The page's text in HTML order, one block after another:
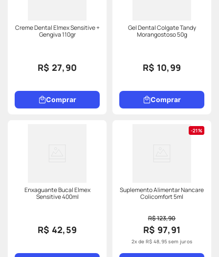
Creme Dental Elmex Sensitive +
Gengiva 110gr
R$ 27,90
Comprar
Gel Dental Colgate Tandy
Morangostoso 50g
R$ 10,99
Comprar
Enxaguante Bucal Elmex
Sensitive 400ml
R$ 42,59
21%
Suplemento Alimentar Nancare
Colicomfort 5ml
R$ 123,90
R$ 97,91
2x de R$ 48,95sem juros